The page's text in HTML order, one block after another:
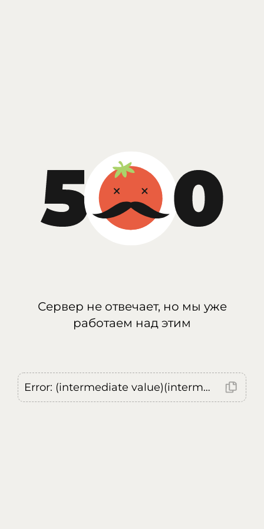
Сервер не отвечает, но мы уже
работаем над этим
Error: (intermediate value)(intermediate value)(intermediate value).replaceAll is not a function